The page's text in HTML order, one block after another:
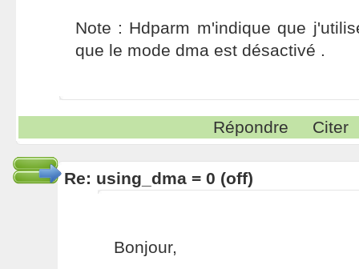
Note : Hdparm m'indique que
que le mode dma est désactivé .
Répondre Citer
Re: using_dma = 0 (off)
Bonjour,